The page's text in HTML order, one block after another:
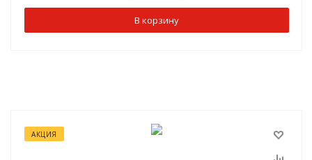
В корзину
АКЦИЯ